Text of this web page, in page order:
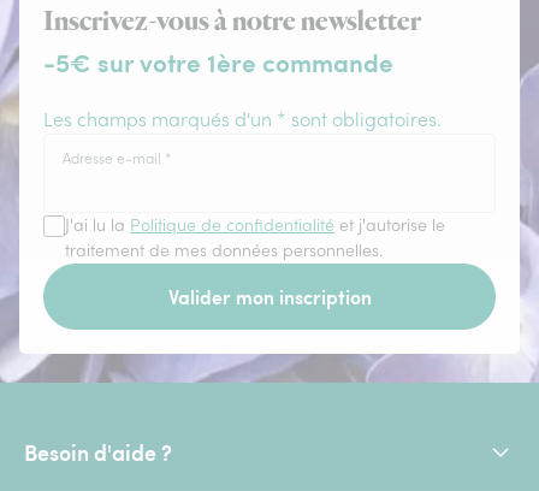
Inscrivez-vous à notre newsletter
-5€ sur votre 1ère commande
Les champs marqués d'un * sont obligatoires.
Adresse e-mail *
J'ai lu la Politique de confidentialité et j'autorise le
traitement de mes données personnelles.
Valider mon inscription
Besoin d'aide ?